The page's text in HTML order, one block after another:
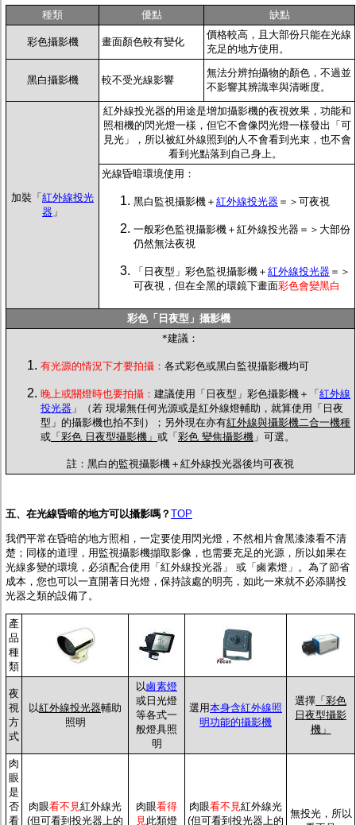
種類 優點 缺點
彩色攝影機 畫面顏色較有變化
價格較高，且大部份只能在光線
充足的地方使用 。
黑白攝影機 較不受光線影響
無法分辨拍攝物的顏色，不過並
不影響其辨識率與清晰度。
加裝「 紅外線投光
器 」
紅外線投光器的用途是增加攝影機的夜視效果，功能和
照相機的閃光燈一樣，但它不會像閃光燈一樣發出「可
見光」，所以被紅外線照到的人不會看到光束，也不會
看到光點落到自己身上。
光線昏暗環境使用：
黑白 監視攝影機＋ 紅外線投光器 ＝＞可夜視
一般彩色監視攝影機＋紅外線投光器＝＞大部份
仍然無法夜視
「日夜型」彩色監視攝影機＋ 紅外線投光器 ＝＞
可夜視，但在全黑的環鏡下畫面彩色會變黑白
彩色「日夜型」攝影機
*建議：
有光源的情況下才要拍攝： 各式彩色或黑白監視攝影機均可
晚上或關燈時也要拍攝： 建議使用「日夜型」彩色攝影機＋「 紅外線
投光器 」（若 現場無任何光源或是紅外線燈輔助，就算使用「日夜
型」的攝影機也拍不到）；另外現在亦有紅外線與攝影機二合一機種
或 「彩色 日夜型攝影機」 或「 彩色 變焦攝影機 」可選。
註：黑白的監視攝影機＋紅外線投光器後均可夜視
五、在光線昏暗的地方可以攝影嗎？ TOP
我們平常在昏暗的地方照相，一定要使用閃光燈，不然相片會黑漆漆看不清
楚；同樣的道理，用監視攝影機擷取影像，也需要充足的光源，所以如果在
光線多變的環境，必須配合使用「 紅外線投光器 」 或「鹵素燈」。為了節省
成本，您也可以一直開著日光燈，保持該處的明亮，如此一來就不必添購投
光器之類的設備了。
產
品
種
類
夜
視
方
式
以紅外線投光器輔助
照明
以鹵素燈
或日光燈
等各式一
般燈具照
明
選用本身含紅外線照
明功能的攝影機
選擇 「彩色
日夜型攝影
機」
肉
眼
是
否
看
肉眼看不見 紅外線光
(但可看到投光器上的
肉眼看得
見 此類燈
肉眼看不見 紅外線光
(但可看到投光器上的
無投光，所以